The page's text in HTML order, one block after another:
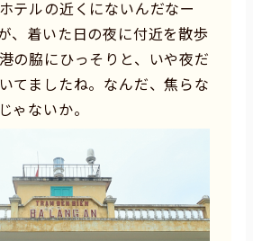
テルの近くにないんだなー
、着いた日の夜に付近を散歩
の脇にひっそりと、いや夜だ
てましたね。なんだ、焦らな
ゃないか。